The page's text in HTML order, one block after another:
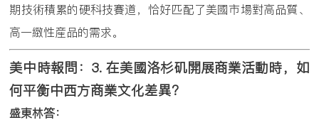
期技術積累的硬科技賽道，恰好匹配了美國市場對高品質、
高一緻性産品的需求。
美中時報問： 3. 在美國洛杉矶開展商業活動時，如
何平衡中西方商業文化差異？
盛東林答：